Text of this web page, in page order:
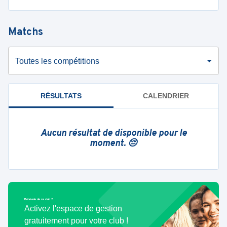
Matchs
Toutes les compétitions
RÉSULTATS CALENDRIER
Aucun résultat de disponible pour le
moment. 😔
Bénévole de ce club ?
Activez l'espace de gestion
gratuitement pour votre club !